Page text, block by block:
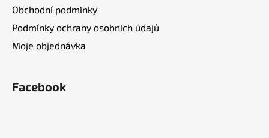
Obchodní podmínky
Podmínky ochrany osobních údajů
Moje objednávka
Facebook